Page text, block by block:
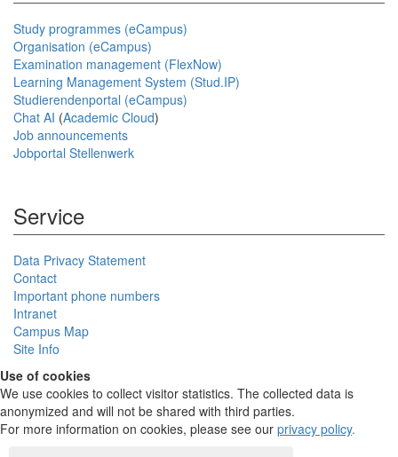
Study programmes (eCampus)
Organisation (eCampus)
Examination management (FlexNow)
Learning Management System (Stud.IP)
Studierendenportal (eCampus)
Chat AI (Academic Cloud)
Job announcements
Jobportal Stellenwerk
Service
Data Privacy Statement
Contact
Important phone numbers
Intranet
Campus Map
Site Info
Use of cookies
We use cookies to collect visitor statistics. The collected data is
anonymized and will not be shared with third parties.
For more information on cookies, please see our privacy policy.